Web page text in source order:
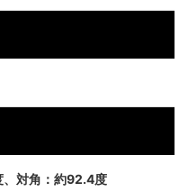
対角：約92.4度